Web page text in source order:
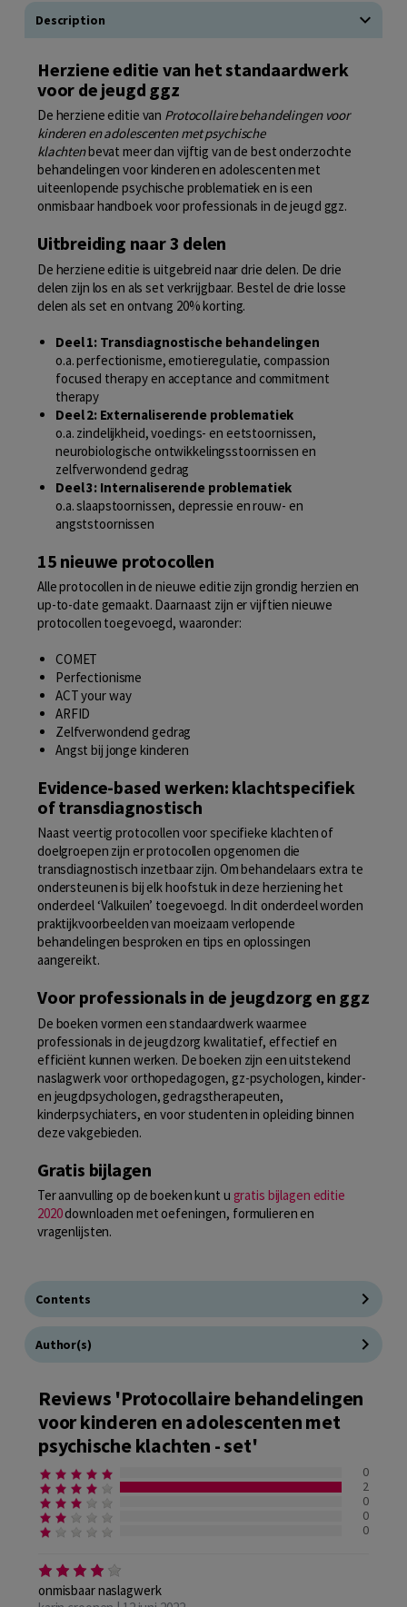
Description
Herziene editie van het standaardwerk
voor de jeugd ggz
De herziene editie van Protocollaire behandelingen voor
kinderen en adolescenten met psychische
klachtenbevat meer dan vijftig van de best onderzochte
behandelingen voor kinderen en adolescenten met
uiteenlopende psychische problematiek en is een
onmisbaar handboek voor professionals in de jeugd ggz.
Uitbreiding naar 3 delen
De herziene editie is uitgebreid naar drie delen. De drie
delen zijn los en als set verkrijgbaar. Bestel de drie losse
delen als set en ontvang 20% korting.
Deel 1: Transdiagnostische behandelingen
o.a. perfectionisme, emotieregulatie, compassion
focused therapy en acceptance and commitment
therapy
Deel 2: Externaliserende problematiek
o.a. zindelijkheid, voedings- en eetstoornissen,
neurobiologische ontwikkelingsstoornissen en
zelfverwondend gedrag
Deel 3: Internaliserende problematiek
o.a. slaapstoornissen, depressie en rouw- en
angststoornissen
15 nieuwe protocollen
Alle protocollen in de nieuwe editie zijn grondig herzien en
up-to-date gemaakt. Daarnaast zijn er vijftien nieuwe
protocollen toegevoegd, waaronder:
COMET
Perfectionisme
ACT your way
ARFID
Zelfverwondend gedrag
Angst bij jonge kinderen
Evidence-based werken: klachtspecifiek
of transdiagnostisch
Naast veertig protocollen voor specifieke klachten of
doelgroepen zijn er protocollen opgenomen die
transdiagnostisch inzetbaar zijn. Om behandelaars extra te
ondersteunen is bij elk hoofstuk in deze herziening het
onderdeel ‘Valkuilen’ toegevoegd. In dit onderdeel worden
praktijkvoorbeelden van moeizaam verlopende
behandelingen besproken en tips en oplossingen
aangereikt.
Voor professionals in de jeugdzorg en ggz
De boeken vormen een standaardwerk waarmee
professionals in de jeugdzorg kwalitatief, effectief en
efficiënt kunnen werken. De boeken zijn een uitstekend
naslagwerk voor orthopedagogen, gz-psychologen, kinder-
en jeugdpsychologen, gedragstherapeuten,
kinderpsychiaters, en voor studenten in opleiding binnen
deze vakgebieden.
Gratis bijlagen
Ter aanvulling op de boeken kunt u gratis bijlagen editie
2020downloaden met oefeningen, formulieren en
vragenlijsten.
Contents
Author(s)
Reviews 'Protocollaire behandelingen
voor kinderen en adolescenten met
psychische klachten - set'
0
2
0
0
0
onmisbaar naslagwerk